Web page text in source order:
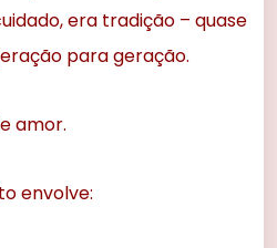
era tradição – quase
para geração.
amor.
envolve: